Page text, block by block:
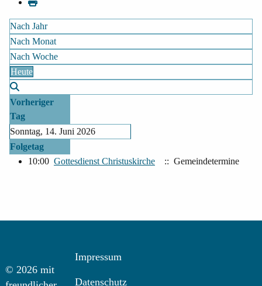
Nach Jahr
Nach Monat
Nach Woche
Heute
Vorheriger
Tag
Sonntag, 14. Juni 2026
Folgetag
10:00 Gottesdienst Christuskirche :: Gemeindetermine
© 2026 mit
Impressum
Datenschutz